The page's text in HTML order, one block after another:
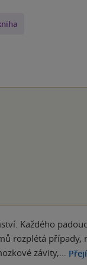
Každého
rozplétá
závity,…